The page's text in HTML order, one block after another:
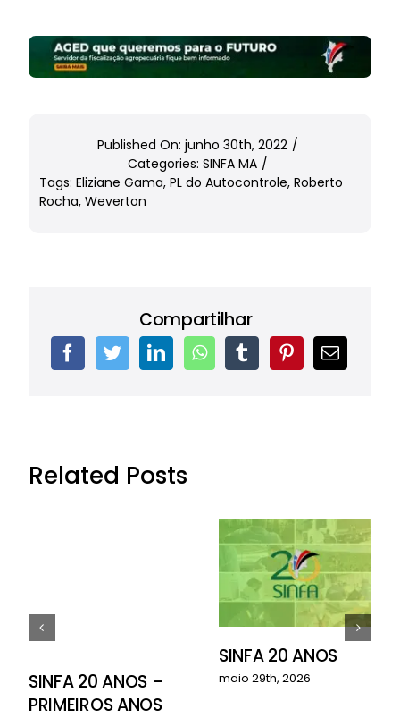
Published On: junho 30th, 2022 /
Categories: SINFA MA /
Tags: Eliziane Gama, PL do Autocontrole, Roberto
Rocha, Weverton
Compartilhar
Related Posts
SINFA 20 ANOS –
PRIMEIROS ANOS
SINFA 20 ANOS
maio 29th, 2026